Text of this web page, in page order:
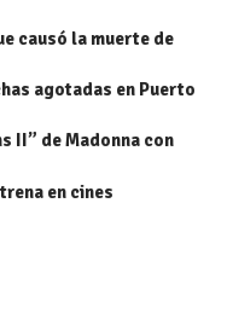
causó la muerte de
agotadas en Puerto
II” de Madonna con
en cines